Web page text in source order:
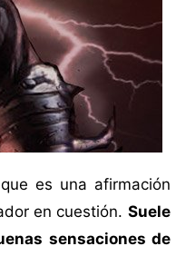
es una afirmación
en cuestión. Suele
sensaciones de